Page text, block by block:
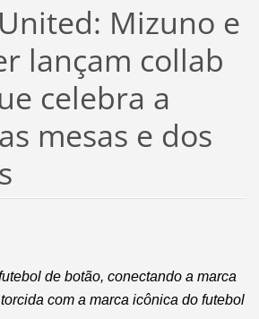
Mizuno e
lançam collab
celebra a
mesas e dos
de botão, conectando a marca
com a marca icônica do futebol